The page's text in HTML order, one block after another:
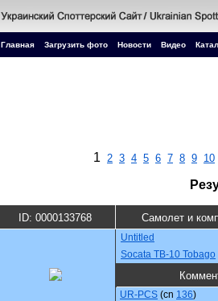
Главная Загрузить фото Новости Видео
1 2 3 4 5 6 7 8 9 10
ID: 0000133768 Самолет и
Untitled
Socata TB-10 Tobago
UR-PCS (cn 136)